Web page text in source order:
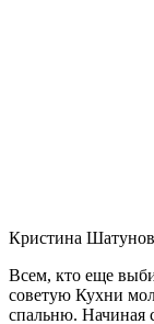
Кристина
Всем, кто еще
советую Кухни
спальню. Начиная